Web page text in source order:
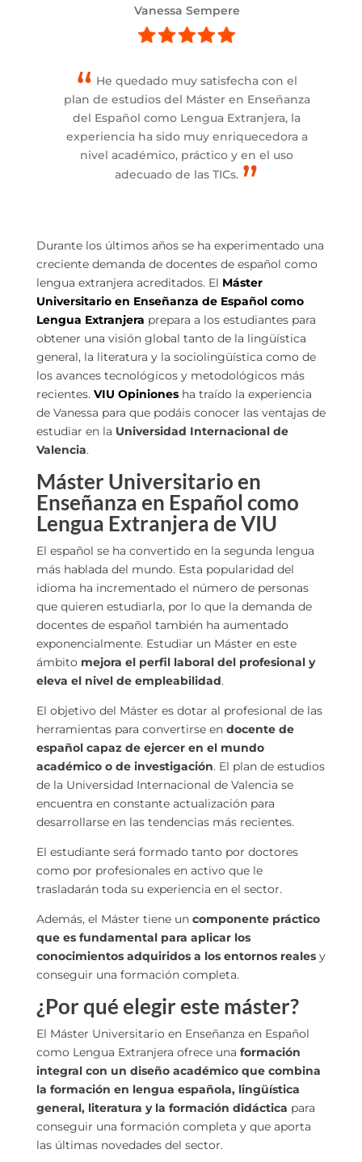
Vanessa Sempere
He quedado muy satisfecha con el
plan de estudios del Máster en Enseñanza
del Español como Lengua Extranjera, la
experiencia ha sido muy enriquecedora a
nivel académico, práctico y en el uso
adecuado de las TICs.
Durante los últimos años se ha experimentado una
creciente demanda de docentes de español como
lengua extranjera acreditados. El Máster
Universitario en Enseñanza de Español como
Lengua Extranjera prepara a los estudiantes para
obtener una visión global tanto de la lingüística
general, la literatura y la sociolingüística como de
los avances tecnológicos y metodológicos más
recientes. VIU Opinionesha traído la experiencia
de Vanessa para que podáis conocer las ventajas de
estudiar en la Universidad Internacional de
Valencia.
Máster Universitario en
Enseñanza en Español como
Lengua Extranjera de VIU
El español se ha convertido en la segunda lengua
más hablada del mundo. Esta popularidad del
idioma ha incrementado el número de personas
que quieren estudiarla, por lo que la demanda de
docentes de español también ha aumentado
exponencialmente. Estudiar un Máster en este
ámbito mejora el perfil laboral del profesional y
eleva el nivel de empleabilidad.
El objetivo del Máster es dotar al profesional de las
herramientas para convertirse en docente de
español capaz de ejercer en el mundo
académico o de investigación. El plan de estudios
de la Universidad Internacional de Valencia se
encuentra en constante actualización para
desarrollarse en las tendencias más recientes.
El estudiante será formado tanto por doctores
como por profesionales en activo que le
trasladarán toda su experiencia en el sector.
Además, el Máster tiene uncomponente práctico
que es fundamental para aplicar los
conocimientos adquiridos a los entornos realesy
conseguir una formación completa.
¿Por qué elegir este máster?
El Máster Universitario en Enseñanza en Español
como Lengua Extranjera ofrece una formación
integral con un diseño académico que combina
la formación en lengua española, lingüística
general, literatura y la formación didáctica para
conseguir una formación completa y que aporta
las últimas novedades del sector.